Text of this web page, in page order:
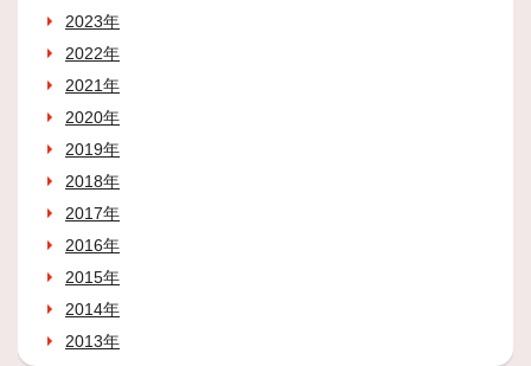
2023年
2022年
2021年
2020年
2019年
2018年
2017年
2016年
2015年
2014年
2013年